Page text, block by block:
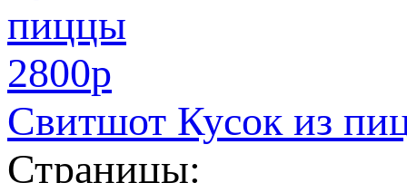
2800p
Свитшот Кусок из
Страницы: